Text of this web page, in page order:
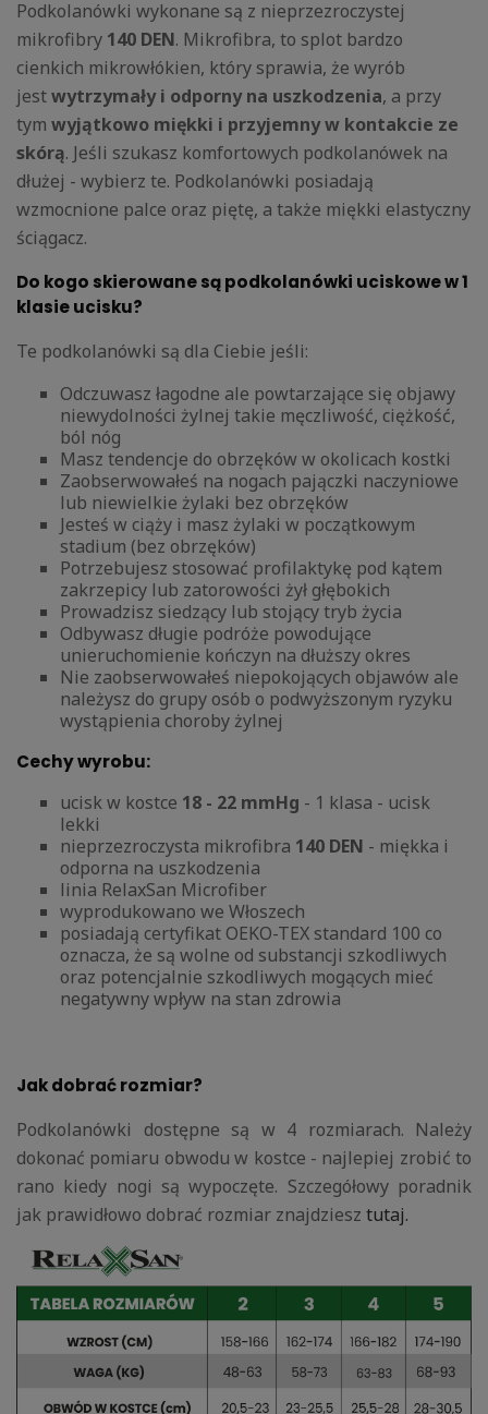
Podkolanówki wykonane są z nieprzezroczystej
mikrofibry 140 DEN. Mikrofibra, to splot bardzo
cienkich mikrowłókien, który sprawia, że wyrób
jestwytrzymały i odporny na uszkodzenia, a przy
tym wyjątkowo miękki i przyjemny w kontakcie ze
skórą. Jeśli szukasz komfortowych podkolanówek na
dłużej - wybierz te. Podkolanówki posiadają
wzmocnione palce oraz piętę, a także miękki elastyczny
ściągacz.
Do kogo skierowane są podkolanówki uciskowe w 1
klasie ucisku?
Te podkolanówki są dla Ciebie jeśli:
Odczuwasz łagodne ale powtarzające się objawy
niewydolności żylnej takie męczliwość, ciężkość,
ból nóg
Masz tendencje do obrzęków w okolicach kostki
Zaobserwowałeś na nogach pajączki naczyniowe
lub niewielkie żylaki bez obrzęków
Jesteś w ciąży i masz żylaki w początkowym
stadium (bez obrzęków)
Potrzebujesz stosować profilaktykę pod kątem
zakrzepicy lub zatorowości żył głębokich
Prowadzisz siedzący lub stojący tryb życia
Odbywasz długie podróże powodujące
unieruchomienie kończyn na dłuższy okres
Nie zaobserwowałeś niepokojących objawów ale
należysz do grupy osób o podwyższonym ryzyku
wystąpienia choroby żylnej
Cechy wyrobu:
ucisk w kostce 18 - 22 mmHg - 1 klasa - ucisk
lekki
nieprzezroczysta mikrofibra 140 DEN - miękka i
odporna na uszkodzenia
linia RelaxSan Microfiber
wyprodukowano we Włoszech
posiadają certyfikat OEKO-TEX standard 100 co
oznacza, że są wolne od substancji szkodliwych
oraz potencjalnie szkodliwych mogących mieć
negatywny wpływ na stan zdrowia
Jak dobrać rozmiar?
Podkolanówki dostępne są w 4 rozmiarach. Należy
dokonać pomiaru obwodu w kostce - najlepiej zrobić to
rano kiedy nogi są wypoczęte. Szczegółowy poradnik
jak prawidłowo dobrać rozmiar znajdziesz tutaj.